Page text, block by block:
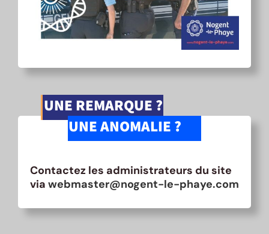
UNE REMARQUE ?
UNE ANOMALIE ?
Contactez les administrateurs du site
via webmaster@nogent-le-phaye.com